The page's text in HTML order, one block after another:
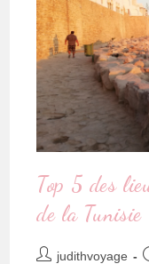
Top 5 des
de la Tunisie
judithvoyage